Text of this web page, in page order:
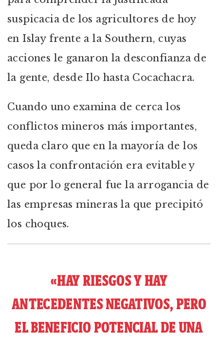
suspicacia de los agricultores de hoy
en Islay frente a la Southern, cuyas
acciones le ganaron la desconfianza de
la gente, desde Ilo hasta Cocachacra.
Cuando uno examina de cerca los
conflictos mineros más importantes,
queda claro que en la mayoría de los
casos la confrontación era evitable y
que por lo general fue la arrogancia de
las empresas mineras la que precipitó
los choques.
«HAY RIESGOS Y HAY
ANTECEDENTES NEGATIVOS, PERO
EL BENEFICIO POTENCIAL DE UNA